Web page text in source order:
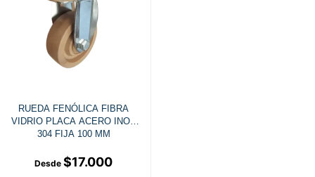
RUEDA FENÓLICA FIBRA
VIDRIO PLACA ACERO INOX
304 FIJA 100 MM
$17.000